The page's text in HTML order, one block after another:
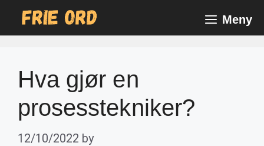
Meny
Hva gjør en
prosesstekniker?
12/10/2022 by